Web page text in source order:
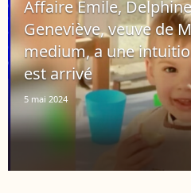
Affaire Emile,
Geneviève, veuve de
medium, a une
est arrivé
5 mai 2024